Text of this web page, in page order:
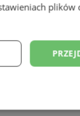
w
plików